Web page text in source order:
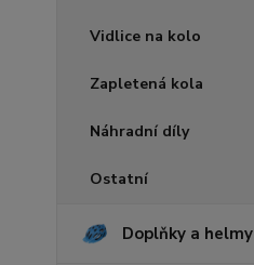
Vidlice na kolo
Zapletená kola
Náhradní díly
Ostatní
Doplňky a helmy